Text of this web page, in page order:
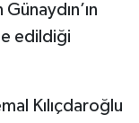
edildiği
Kılıçdaroğlu